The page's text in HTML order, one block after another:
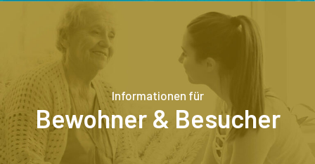
Informationen für
Bewohner & Besucher